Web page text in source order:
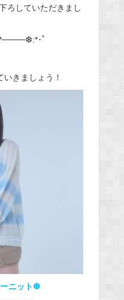
ろしていただきまし
────❆:*･ﾟ
きましょう！
ニット❆